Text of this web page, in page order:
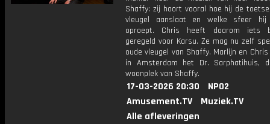
Shaffy: zij hoort vooral hoe hij de
vleugel aanslaat en welke sfeer hij
oproept. Chris heeft daarom iets
geregeld voor Karsu. Ze mag nu zelf
oude vleugel van Shaffy. Marlijn en Chris
in Amsterdam het Dr. Sarphatihuis,
woonplek van Shaffy.
17-03-2026 20:30
NPO2
Amusement.TV
Muziek.TV
Alle afleveringen